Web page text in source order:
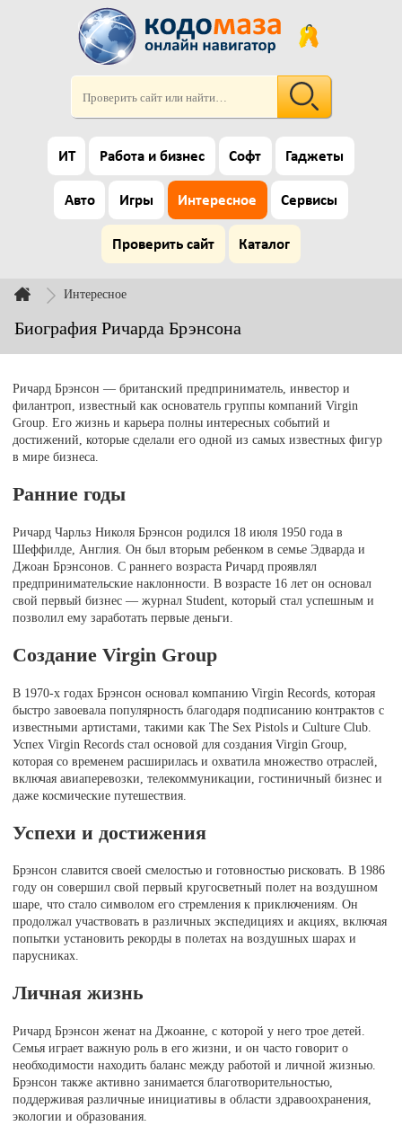
ИТ Работа и бизнес Софт Гаджеты
Авто Игры Интересное Сервисы
Проверить сайт Каталог
Интересное
Биография Ричарда Брэнсона
Ричард Брэнсон — британский предприниматель, инвестор и
филантроп, известный как основатель группы компаний Virgin
Group. Его жизнь и карьера полны интересных событий и
достижений, которые сделали его одной из самых известных фигур
в мире бизнеса.
Ранние годы
Ричард Чарльз Николя Брэнсон родился 18 июля 1950 года в
Шеффилде, Англия. Он был вторым ребенком в семье Эдварда и
Джоан Брэнсонов. С раннего возраста Ричард проявлял
предпринимательские наклонности. В возрасте 16 лет он основал
свой первый бизнес — журнал Student, который стал успешным и
позволил ему заработать первые деньги.
Создание Virgin Group
В 1970-х годах Брэнсон основал компанию Virgin Records, которая
быстро завоевала популярность благодаря подписанию контрактов с
известными артистами, такими как The Sex Pistols и Culture Club.
Успех Virgin Records стал основой для создания Virgin Group,
которая со временем расширилась и охватила множество отраслей,
включая авиаперевозки, телекоммуникации, гостиничный бизнес и
даже космические путешествия.
Успехи и достижения
Брэнсон славится своей смелостью и готовностью рисковать. В 1986
году он совершил свой первый кругосветный полет на воздушном
шаре, что стало символом его стремления к приключениям. Он
продолжал участвовать в различных экспедициях и акциях, включая
попытки установить рекорды в полетах на воздушных шарах и
парусниках.
Личная жизнь
Ричард Брэнсон женат на Джоанне, с которой у него трое детей.
Семья играет важную роль в его жизни, и он часто говорит о
необходимости находить баланс между работой и личной жизнью.
Брэнсон также активно занимается благотворительностью,
поддерживая различные инициативы в области здравоохранения,
экологии и образования.